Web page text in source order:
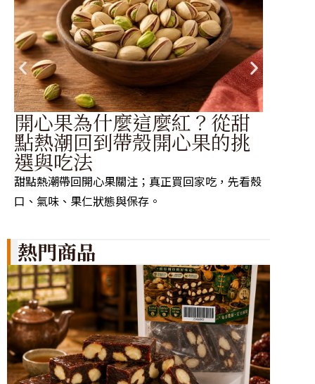
開心果為什麼這麼紅？從甜
點熱潮回到帶殼開心果的挑
選與吃法
甜點熱潮帶回開心果關注；真正買回家吃，先看殼
口、氣味、果仁狀態與保存。
熱門商品